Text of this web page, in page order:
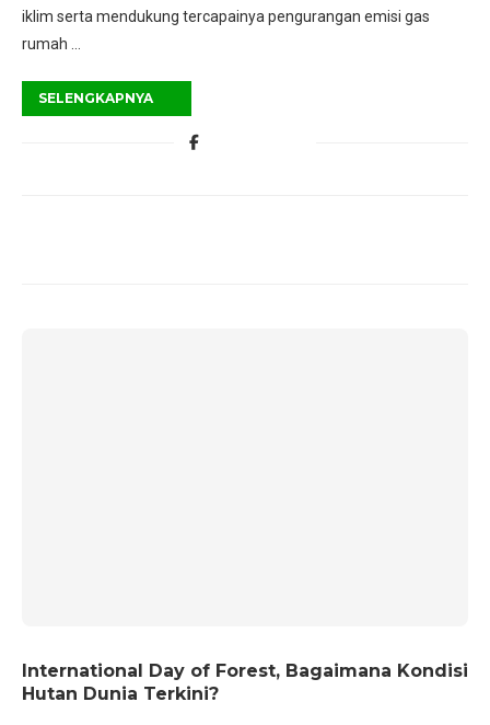
iklim serta mendukung tercapainya pengurangan emisi gas
rumah …
SELENGKAPNYA
International Day of Forest, Bagaimana Kondisi
Hutan Dunia Terkini?